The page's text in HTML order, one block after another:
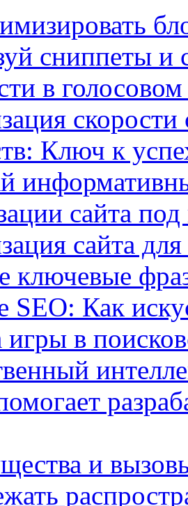
сниппеты и
в
Ключ к
сайта
сайта
ключевые
SEO: Как
игры в
и